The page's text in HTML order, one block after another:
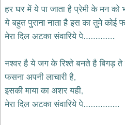
शिव
भजन
shiv
bhajans
भजन
bhajans
साईं
भजन
हर घर में ये पा जाता है प्रेमी के मन को
ये बहुत पुराना नाता है इस का तुमे कोई
मेरा दिल अटका संवारिये पे.............
नश्वर है ये जग के रिश्ते बनते है बिगड़
फसना अपनी लाचारी है,
इसकी माया का अशर यही,
मेरा दिल अटका संवारिये पे...............